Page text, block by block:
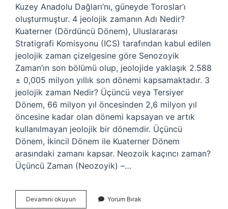
Kuzey Anadolu Dağları’nı, güneyde Toroslar’ı
oluşturmuştur. 4 jeolojik zamanın Adı Nedir?
Kuaterner (Dördüncü Dönem), Uluslararası
Stratigrafi Komisyonu (ICS) tarafından kabul edilen
jeolojik zaman çizelgesine göre Senozoyik
Zaman’ın son bölümü olup, jeolojide yaklaşık 2.588
± 0,005 milyon yıllık son dönemi kapsamaktadır. 3
jeolojik zaman Nedir? Üçüncü veya Tersiyer
Dönem, 66 milyon yıl öncesinden 2,6 milyon yıl
öncesine kadar olan dönemi kapsayan ve artık
kullanılmayan jeolojik bir dönemdir. Üçüncü
Dönem, İkincil Dönem ile Kuaterner Dönem
arasındaki zamanı kapsar. Neozoik kaçıncı zaman?
Üçüncü Zaman (Neozoyik) –…
Devamını okuyun Mezozoik Yorum Bırak